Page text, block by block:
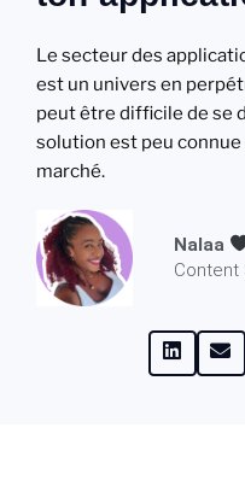
Le secteur des
est un univers en
peut être difficile de se
solution est peu
marché.
Nalaa
Content